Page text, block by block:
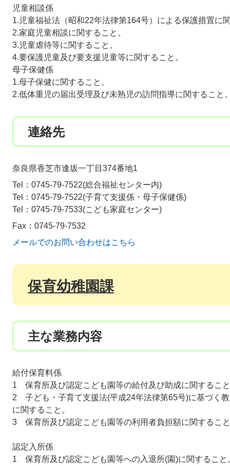
児童相談係
1.児童福祉法（昭和22年法律第164号）による保護措置に
2.家庭児童相談に関すること。
3.児童虐待等に関すること。
4.要保護児童及び要支援児童等に関すること。
母子保健係
1.母子保健に関すること。
2.低体重児の届出受理及び未熟児の訪問指導に関すること
連絡先
奈良県香芝市逢坂一丁目374番地1
Tel：0745-79-7522 総合福祉センター内
Tel：0745-79-7522 子育て支援係・母子保健係
Tel：0745-79-7533 こども家庭センター
Fax：0745-79-7532
メールでのお問い合わせはこちら
保育幼稚園課
主な業務内容
給付保育料係
1 保育所及び認定こども園等の給付及び助成に関するこ
2 子ども・子育て支援法(平成24年法律第65号)に基づく
に関すること。
3 保育所及び認定こども園等の利用者負担額に関するこ
認定入所係
1 保育所及び認定こども園等への入退所(園)に関すること